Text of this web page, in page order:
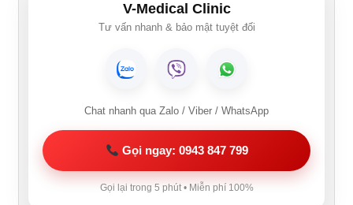
V-Medical Clinic
Tư vấn nhanh & bảo mật tuyệt đối
Chat nhanh qua Zalo / Viber / WhatsApp
Gọi ngay: 0943 847 799
Gọi lại trong 5 phút • Miễn phí 100%